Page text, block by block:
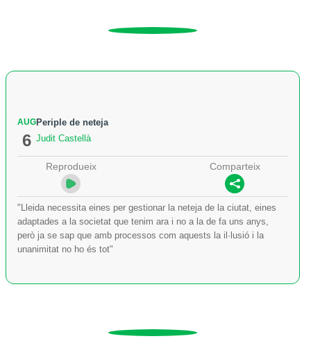
AUG
6
Periple de neteja
Judit Castellà
Reprodueix Comparteix
"Lleida necessita eines per gestionar la neteja de la ciutat, eines
adaptades a la societat que tenim ara i no a la de fa uns anys,
però ja se sap que amb processos com aquests la il·lusió i la
unanimitat no ho és tot"